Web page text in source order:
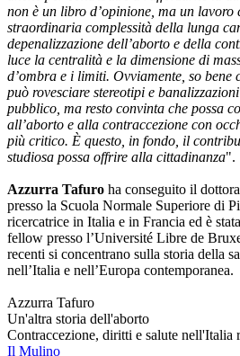
non è un libro d’opinione, ma un lavoro
straordinaria complessità della lunga
depenalizzazione dell’aborto e della
luce la centralità e la dimensione di
d’ombra e i limiti. Ovviamente, so bene
può rovesciare stereotipi e
pubblico, ma resto convinta che possa
all’aborto e alla contraccezione con
più critico. È questo, in fondo, il
studiosa possa offrire alla cittadinanza".
Azzurra Tafuro ha conseguito il
presso la Scuola Normale Superiore di
ricercatrice in Italia e in Francia ed è
fellow presso l’Université Libre de
recenti si concentrano sulla storia della
nell’Italia e nell’Europa contemporanea.
Azzurra Tafuro
Un'altra storia dell'aborto
Contraccezione, diritti e salute nell'Italia
Il Mulino